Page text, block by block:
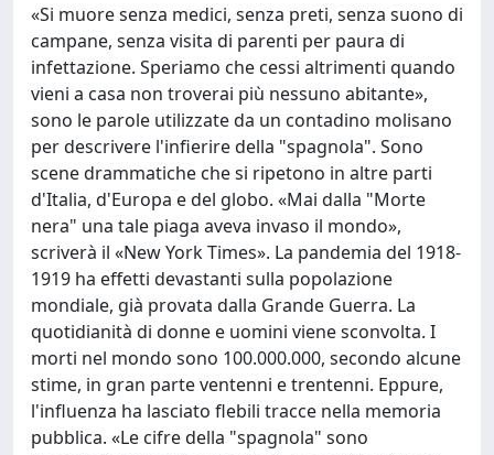
«Si muore senza medici, senza preti, senza suono di
campane, senza visita di parenti per paura di
infettazione. Speriamo che cessi altrimenti quando
vieni a casa non troverai più nessuno abitante»,
sono le parole utilizzate da un contadino molisano
per descrivere l'infierire della "spagnola". Sono
scene drammatiche che si ripetono in altre parti
d'Italia, d'Europa e del globo. «Mai dalla "Morte
nera" una tale piaga aveva invaso il mondo»,
scriverà il «New York Times». La pandemia del 1918-
1919 ha effetti devastanti sulla popolazione
mondiale, già provata dalla Grande Guerra. La
quotidianità di donne e uomini viene sconvolta. I
morti nel mondo sono 100.000.000, secondo alcune
stime, in gran parte ventenni e trentenni. Eppure,
l'influenza ha lasciato flebili tracce nella memoria
pubblica. «Le cifre della "spagnola" sono